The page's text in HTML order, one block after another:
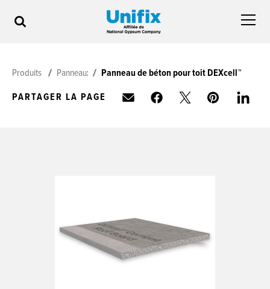
Produits Panneaux de béton pour toit
Panneau de béton pour toit DEXcell™
PARTAGER LA PAGE